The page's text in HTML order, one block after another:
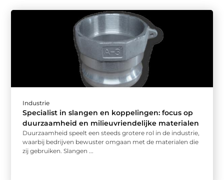
Industrie
Specialist in slangen en koppelingen: focus op
duurzaamheid en milieuvriendelijke materialen
Duurzaamheid speelt een steeds grotere rol in de industrie,
waarbij bedrijven bewuster omgaan met de materialen die
zij gebruiken. Slangen ...